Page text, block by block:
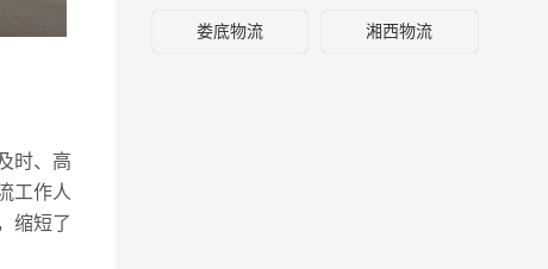
时、高
工作人
缩短了
娄底物流 湘西物流